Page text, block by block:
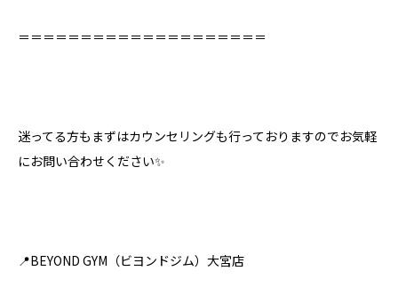
＝＝＝＝＝＝＝＝＝＝＝＝＝＝＝＝＝＝＝＝⁣
迷ってる方もまずはカウンセリングも行っておりますのでお気軽
にお問い合わせください✨⁣
📍BEYOND GYM（ビヨンドジム）大宮店⁣